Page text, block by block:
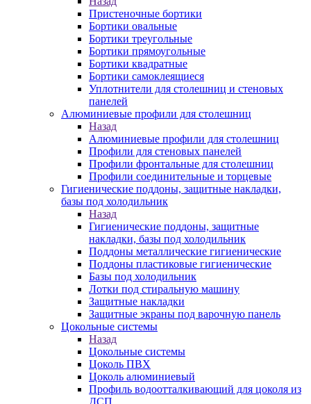
Пристеночные бортики
Бортики овальные
Бортики треугольные
Бортики прямоугольные
Бортики квадратные
Бортики самоклеящиеся
Уплотнители для столешниц и стеновых
панелей
Алюминиевые профили для столешниц
Назад
Алюминиевые профили для столешниц
Профили для стеновых панелей
Профили фронтальные для столешниц
Профили соединительные и торцевые
Гигиенические поддоны, защитные накладки,
базы под холодильник
Назад
Гигиенические поддоны, защитные
накладки, базы под холодильник
Поддоны металлические гигиенические
Поддоны пластиковые гигиенические
Базы под холодильник
Лотки под стиральную машину
Защитные накладки
Защитные экраны под варочную панель
Цокольные системы
Назад
Цокольные системы
Цоколь ПВХ
Цоколь алюминиевый
Профиль водоотталкивающий для цоколя из
ДСП